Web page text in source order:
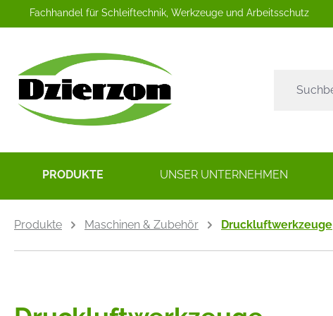
Zur Hauptnavigation springen
Fachhandel für Schleiftechnik, Werkzeuge und Arbeitsschutz
PRODUKTE UNSER UNTERNEHMEN
Produkte Maschinen & Zubehör Druckluftwerkzeuge